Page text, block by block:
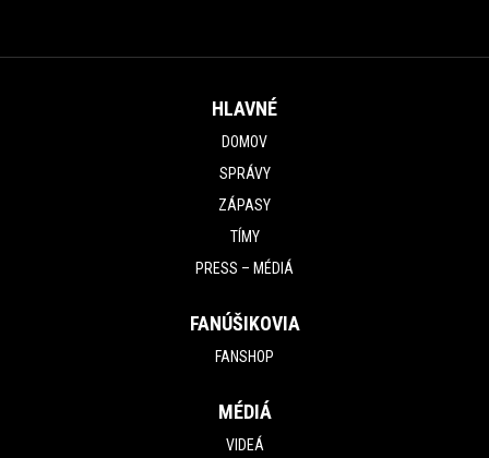
HLAVNÉ
DOMOV
SPRÁVY
ZÁPASY
TÍMY
PRESS – MÉDIÁ
FANÚŠIKOVIA
FANSHOP
MÉDIÁ
VIDEÁ